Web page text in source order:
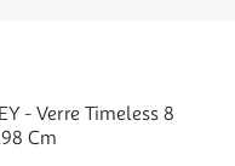
- Verre Timeless 8
Cm